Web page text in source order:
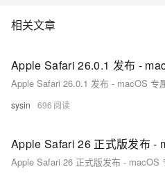
相关文章
sysin 696
Apple Safari 26 正式版发布 - macOS